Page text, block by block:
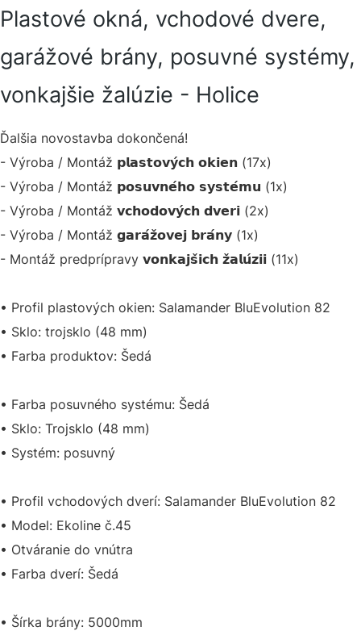
Plastové okná, vchodové dvere,
garážové brány, posuvné systémy,
vonkajšie žalúzie - Holice
Ďalšia novostavba dokončená!
- Výroba / Montáž 𝗽𝗹𝗮𝘀𝘁𝗼𝘃𝘆́𝗰𝗵 𝗼𝗸𝗶𝗲𝗻 (17x)
- Výroba / Montáž 𝗽𝗼𝘀𝘂𝘃𝗻𝗲́𝗵𝗼 𝘀𝘆𝘀𝘁𝗲́𝗺𝘂 (1x)
- Výroba / Montáž 𝘃𝗰𝗵𝗼𝗱𝗼𝘃𝘆́𝗰𝗵 𝗱𝘃𝗲𝗿𝗶 (2x)
- Výroba / Montáž 𝗴𝗮𝗿𝗮́𝘇̌𝗼𝘃𝗲𝗷 𝗯𝗿𝗮́𝗻𝘆 (1x)
- Montáž predprípravy 𝘃𝗼𝗻𝗸𝗮𝗷𝘀̌𝗶𝗰𝗵 𝘇̌𝗮𝗹𝘂́𝘇𝗶𝗶 (11x)
• Profil plastových okien: Salamander BluEvolution 82
• Sklo: trojsklo (48 mm)
• Farba produktov: Šedá
• Farba posuvného systému: Šedá
• Sklo: Trojsklo (48 mm)
• Systém: posuvný
• Profil vchodových dverí: Salamander BluEvolution 82
• Model: Ekoline č.45
• Otváranie do vnútra
• Farba dverí: Šedá
• Šírka brány: 5000mm